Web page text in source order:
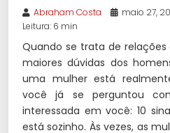
Abraham Costa maio 27,
Leitura: 6 min
Quando se trata de
maiores dúvidas dos
uma mulher está
você já se perguntou
interessada em você: 10
está sozinho. Às vezes, as